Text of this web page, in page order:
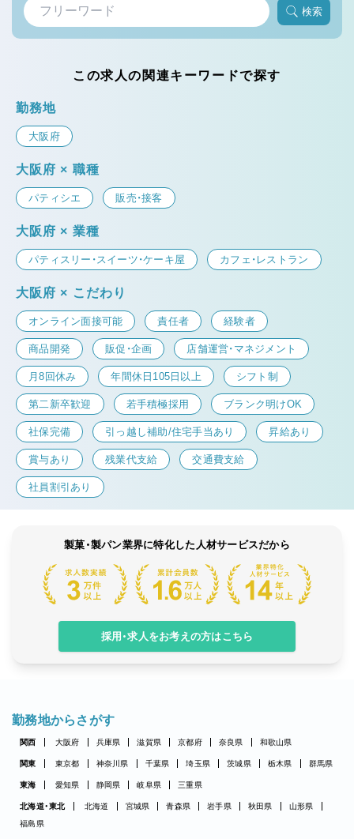
検索
この求人の関連キーワードで探す
勤務地
大阪府
大阪府 × 職種
パティシエ 販売・接客
大阪府 × 業種
パティスリー・スイーツ・ケーキ屋 カフェ・レストラン
大阪府 × こだわり
オンライン面接可能 責任者 経験者
商品開発 販促・企画 店舗運営・マネジメント
月8回休み 年間休日105日以上 シフト制
第二新卒歓迎 若手積極採用 ブランク明けOK
社保完備 引っ越し補助/住宅手当あり 昇給あり
賞与あり 残業代支給 交通費支給
社員割引あり
製菓・製パン業界に特化した人材サービスだから
採用・求人をお考えの方はこちら
勤務地からさがす
関西 大阪府 兵庫県 滋賀県 京都府 奈良県 和歌山県
関東 東京都 神奈川県 千葉県 埼玉県 茨城県 栃木県 群馬県
東海 愛知県 静岡県 岐阜県 三重県
北海道・東北 北海道 宮城県 青森県 岩手県 秋田県
山形県
福島県